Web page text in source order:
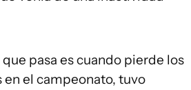
pasa es cuando pierde los
el campeonato, tuvo